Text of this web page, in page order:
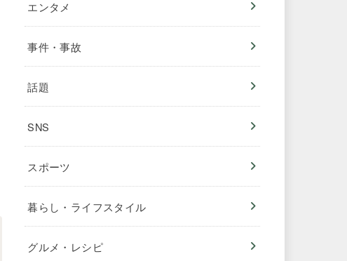
エンタメ
事件・事故
話題
SNS
スポーツ
暮らし・ライフスタイル
グルメ・レシピ